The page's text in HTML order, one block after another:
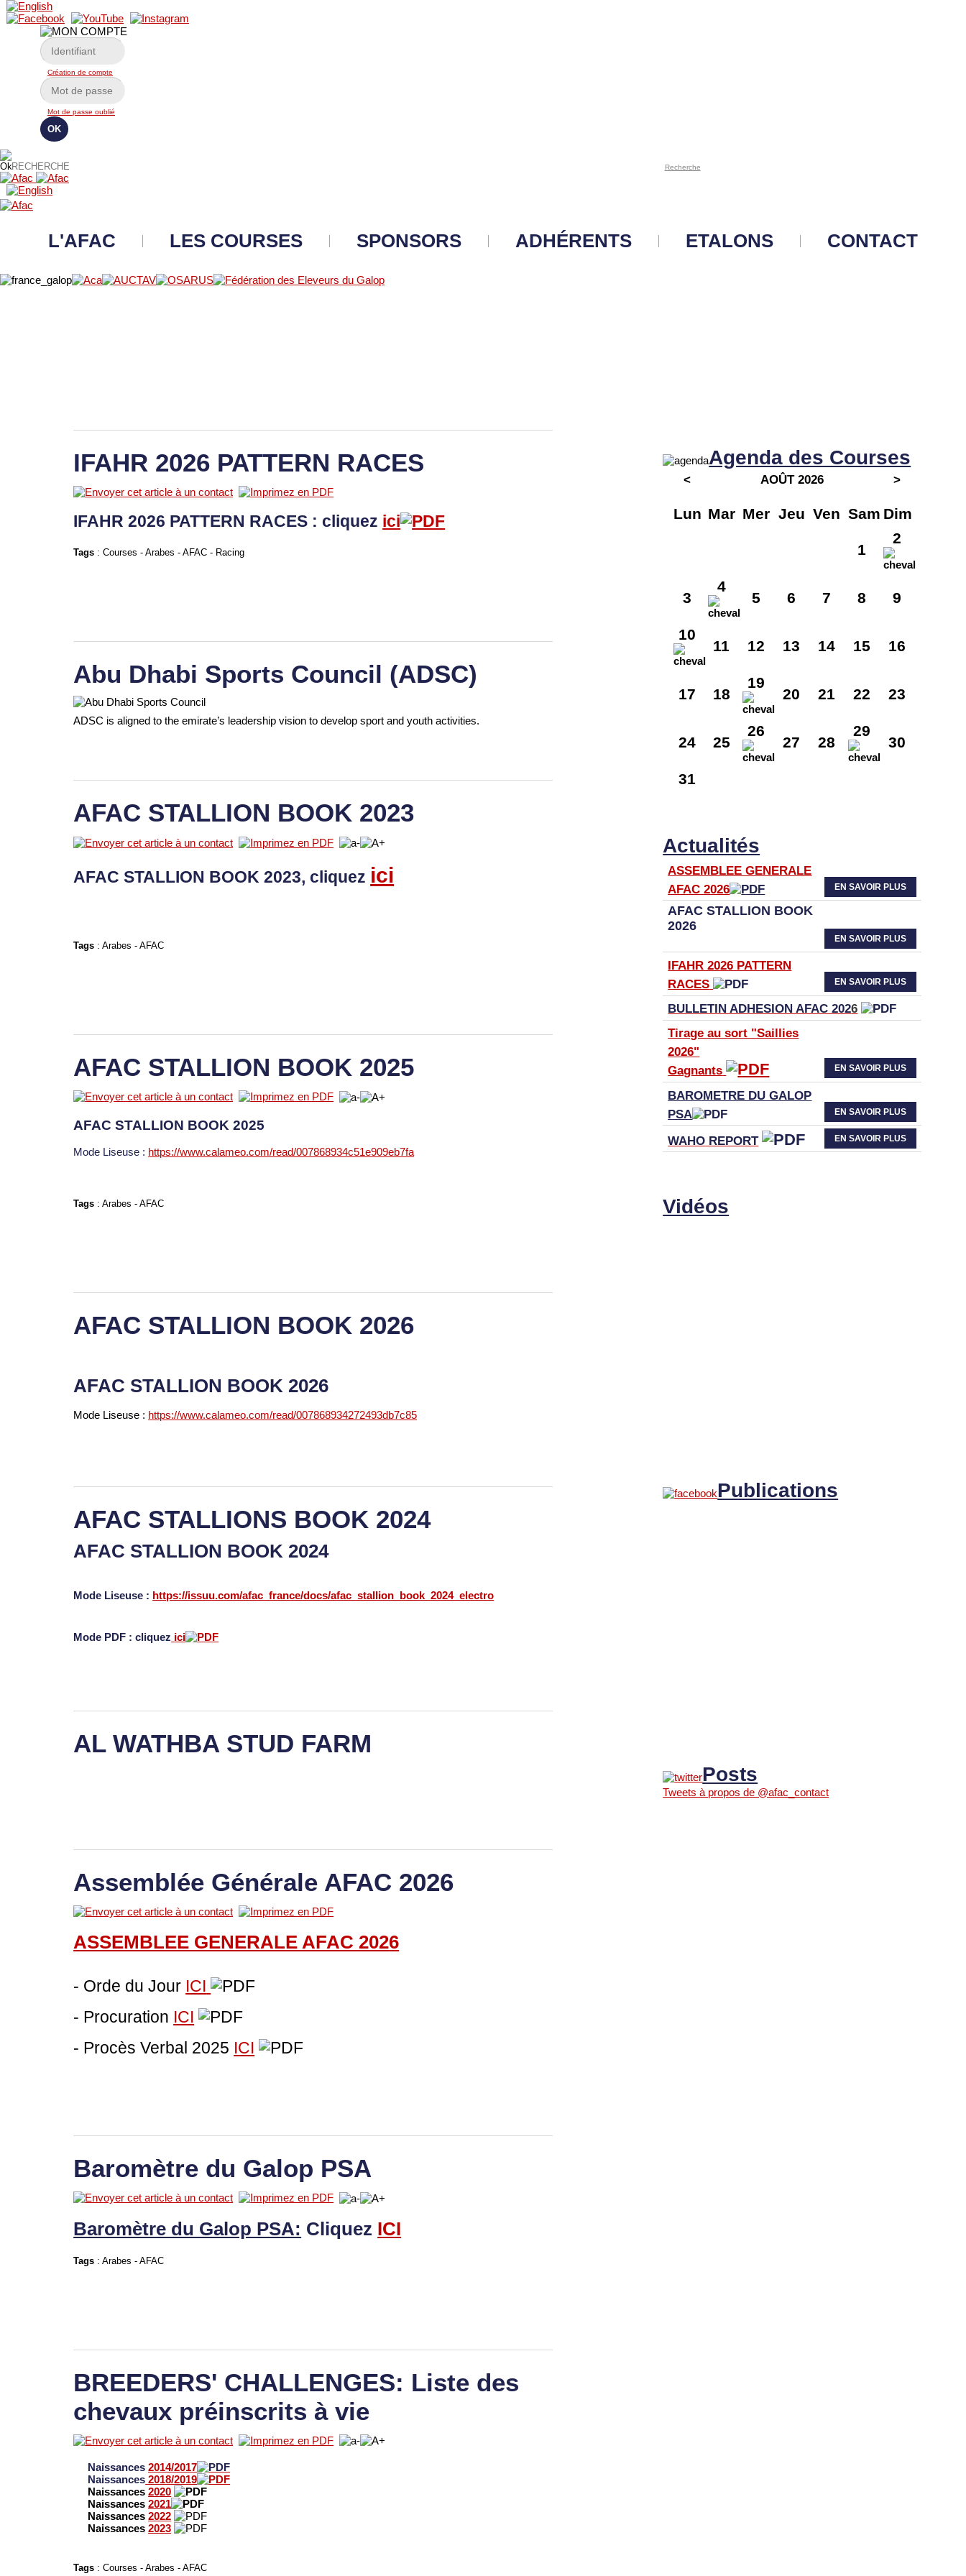
Création de compte
Mot de passe oublié
Recherche
L'AFAC LES COURSES SPONSORS ADHÉRENTS ETALONS CONTACT
IFAHR 2026 PATTERN RACES
IFAHR 2026 PATTERN RACES : cliquez ici
Tags :Courses -Arabes -AFAC - Racing
Abu Dhabi Sports Council (ADSC)
ADSC is aligned to the emirate’s leadership vision to develop sport and youth activities.
AFAC STALLION BOOK 2023
AFAC STALLION BOOK 2023, cliquez ici
Tags :Arabes -AFAC
AFAC STALLION BOOK 2025
AFAC STALLION BOOK 2025
Mode Liseuse : https://www.calameo.com/read/007868934c51e909eb7fa
Tags :Arabes -AFAC
AFAC STALLION BOOK 2026
AFAC STALLION BOOK 2026
Mode Liseuse : https://www.calameo.com/read/007868934272493db7c85
AFAC STALLIONS BOOK 2024
AFAC STALLION BOOK 2024
Mode Liseuse : https://issuu.com/afac_france/docs/afac_stallion_book_2024_electro
Mode PDF : cliquez ici
AL WATHBA STUD FARM
Assemblée Générale AFAC 2026
ASSEMBLEE GENERALE AFAC2026
- Orde du Jour ICI
- Procuration ICI
- Procès Verbal 2025 ICI
Baromètre du Galop PSA
Baromètre du Galop PSA: Cliquez ICI
Tags :Arabes -AFAC
BREEDERS' CHALLENGES: Liste des
chevaux préinscrits à vie
Naissances2014/2017
Naissances 2018/2019
Naissances2020
Naissances2021
Naissances 2022
Naissances 2023
Tags :Courses -Arabes -AFAC
Agenda des Courses
< AOÛT 2026 >
Lun Mar Mer Jeu Ven Sam Dim
1
2
3
4
5 6 7 8 9
10
11 12 13 14 15 16
17 18
19
20 21 22 23
24 25
26
27 28
29
30
31
Actualités
ASSEMBLEE GENERALE
AFAC 2026
EN SAVOIR PLUS
AFAC STALLION BOOK
2026
EN SAVOIR PLUS
IFAHR 2026 PATTERN
RACES
EN SAVOIR PLUS
BULLETIN ADHESION AFAC 2026
Tirage au sort "Saillies
2026"
Gagnants
EN SAVOIR PLUS
BAROMETRE DU GALOP
PSA
EN SAVOIR PLUS
WAHO REPORT EN SAVOIR PLUS
Vidéos
Publications
Posts
Tweets à propos de @afac_contact